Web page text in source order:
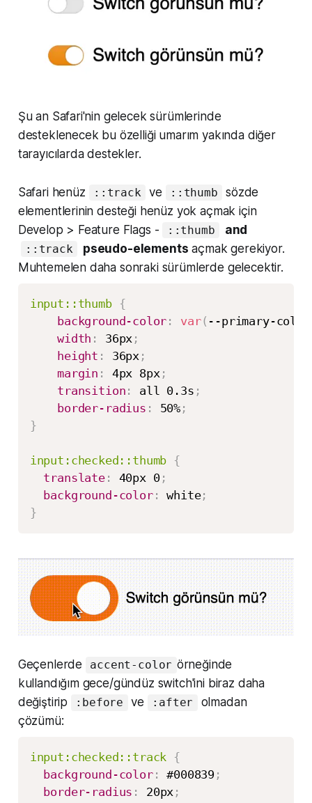
Şu an Safari'nin gelecek sürümlerinde
desteklenecek bu özelliği umarım yakında diğer
tarayıcılarda destekler.
Safari henüz ::track ve ::thumb
sözde
elementlerinin desteği henüz yok açmak için
Develop > Feature Flags -
::thumb and
::track pseudo-elements açmak gerekiyor.
Muhtemelen daha sonraki sürümlerde gelecektir.
input::thumb
{
background-color : var( --primary-color
width : 36px ;
height : 36px ;
margin : 4px 8px ;
transition : all 0.3s ;
border-radius : 50% ;
}
input:checked::thumb {
translate: 40px 0;
background-color: white;
}
Geçenlerde accent-color örneğinde
kullandığım gece/gündüz switch'ini biraz daha
değiştirip
:before ve :after
olmadan
çözümü:
input:checked::track
{
background-color: #000839 ;
border-radius : 20px ;